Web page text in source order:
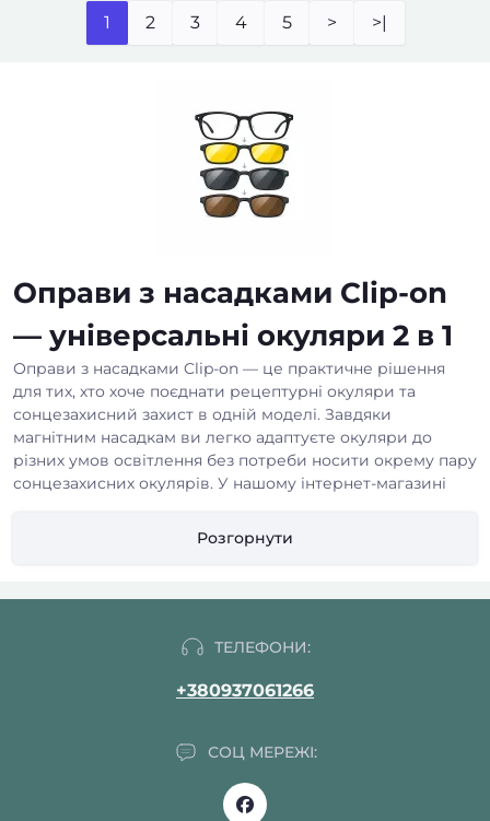
1 2 3 4 5 > >|
Оправи з насадками Clip-on
— універсальні окуляри 2 в 1
Оправи з насадками Clip-on — це практичне рішення
для тих, хто хоче поєднати рецептурні окуляри та
сонцезахисний захист в одній моделі. Завдяки
магнітним насадкам ви легко адаптуєте окуляри до
різних умов освітлення без потреби носити окрему пару
сонцезахисних окулярів. У нашому інтернет-магазині
щоденного використання, роботи, подорожей та
водіння. Якщо вам потрібна точна корекція зору,
за рецептомта стильнічоловічі оправи (окуляри за
рецептурні та сонцезахисні з затемненими або
поляризаційними насадками. Магнітні кріплення
дозволяють швидко встановлювати та знімати насадки
Розгорнути
ТЕЛЕФОНИ:
+380937061266
СОЦ МЕРЕЖІ: